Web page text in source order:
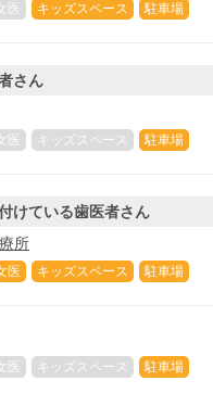
医 キッズスペース 駐車場
さん
医 キッズスペース 駐車場
けている歯医者さん
所
医 キッズスペース 駐車場
医 キッズスペース 駐車場